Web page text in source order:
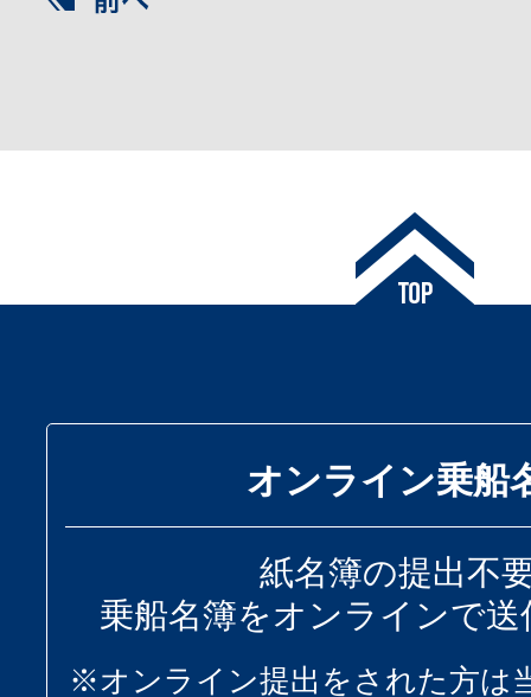
オンライン乗船
紙名簿の提出不
乗船名簿をオンラインで
※オンライン提出をされた方は